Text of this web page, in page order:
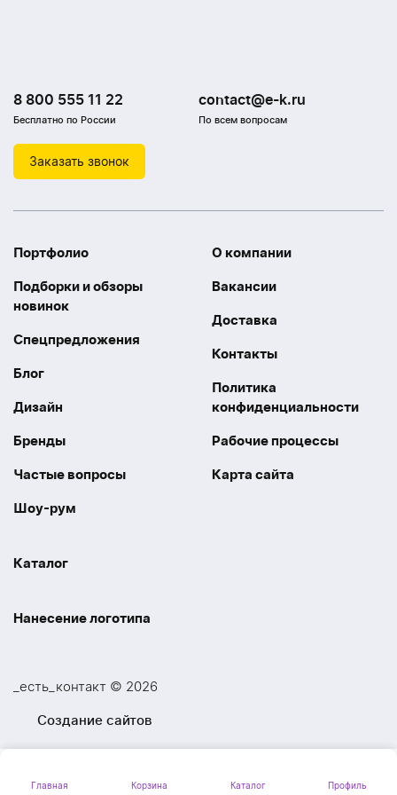
Главная Корзина Каталог Профиль
8 800 555 11 22
Бесплатно по России
contact@e-k.ru
По всем вопросам
Заказать звонок
Портфолио
Подборки и обзоры
новинок
Спецпредложения
Блог
Дизайн
Бренды
Частые вопросы
Шоу-рум
О компании
Вакансии
Доставка
Контакты
Политика
конфиденциальности
Рабочие процессы
Карта сайта
Каталог
Спорт
Нанесение логотипа
Шелкография
_есть_контакт © 2026
Создание сайтов